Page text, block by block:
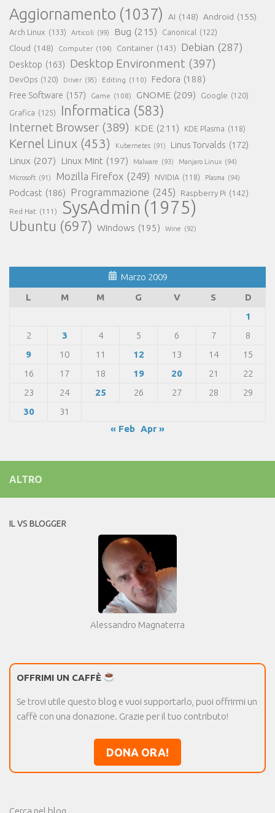
Aggiornamento (1037) AI (148) Android (155)
Arch Linux (133) Articoli (99) Bug (215) Canonical (122)
Cloud (148) Computer (104) Container (143) Debian (287)
Desktop (163) Desktop Environment (397)
DevOps (120) Driver (95) Editing (110) Fedora (188)
Free Software (157) Game (108) GNOME (209) Google (120)
Grafica (125) Informatica (583)
Internet Browser (389) KDE (211) KDE Plasma (118)
Kernel Linux (453) Kubernetes (91) Linus Torvalds (172)
Linux (207) Linux Mint (197) Malware (93) Manjaro Linux (94)
Microsoft (91) Mozilla Firefox (249) NVIDIA (118) Plasma (94)
Podcast (186) Programmazione (245) Raspberry Pi (142)
Red Hat (111) SysAdmin (1975)
Ubuntu (697) Windows (195) Wine (92)
Marzo 2009
L
M M G V S
D
1
2
3 4 5 6 7
8
9
10 11 12 13 14
15
16
17 18 19 20 21
22
23
24 25 26 27 28
29
30
31
« Feb Apr »
ALTRO
IL VS BLOGGER
Alessandro Magnaterra
OFFRIMI UN CAFFÈ
Se trovi utile questo blog e vuoi supportarlo, puoi offrirmi un
caffè con una donazione. Grazie per il tuo contributo!
DONA ORA!
Cerca nel blog